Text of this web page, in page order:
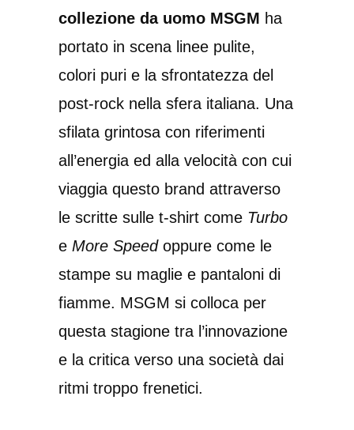
collezione da uomo MSGM ha
portato in scena linee pulite,
colori puri e la sfrontatezza del
post-rock nella sfera italiana. Una
sfilata grintosa con riferimenti
all’energia ed alla velocità con cui
viaggia questo brand attraverso
le scritte sulle t-shirt come Turbo
e More Speedoppure come le
stampe su maglie e pantaloni di
fiamme. MSGM si colloca per
questa stagione tra l’innovazione
e la critica verso una società dai
ritmi troppo frenetici.